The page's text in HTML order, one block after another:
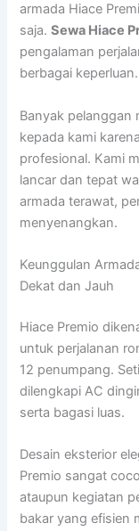
armada Hiace
saja.Sewa Hiace
pengalaman
berbagai keperluan.
Banyak pelanggan
kepada kami
profesional. Kami
lancar dan tepat
armada terawat,
menyenangkan.
Keunggulan
Dekat dan Jauh
Hiace Premio
untuk perjalanan
12 penumpang.
dilengkapi AC
serta bagasi luas.
Desain eksterior
Premio sangat
ataupun kegiatan
bakar yang efisien